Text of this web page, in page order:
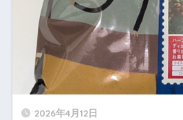
2026年4月12日